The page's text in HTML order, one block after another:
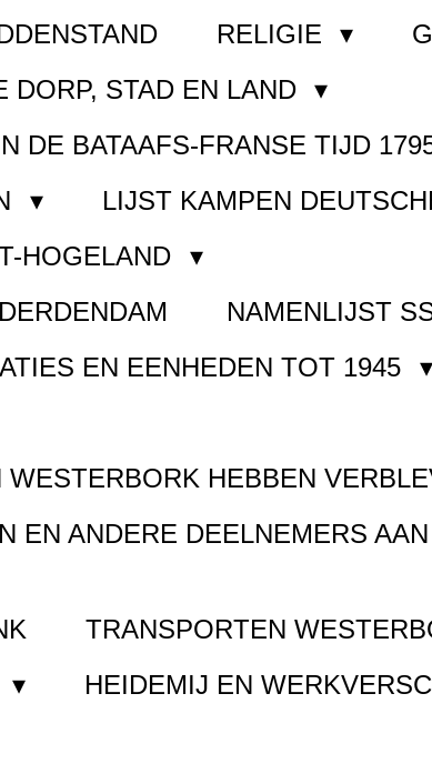
RELIGIE
DORP, STAD EN LAND
DE BATAAFS-FRANSE TIJD
LIJST KAMPEN
HOGELAND
NAMENLIJST
EN EENHEDEN TOT 1945
HEBBEN
EN ANDERE DEELNEMERS
TRANSPORTEN
HEIDEMIJ EN